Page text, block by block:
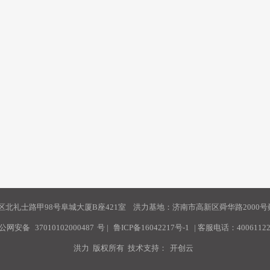
北礼士路甲98号阜城大厦B座421室 洪力基地：济南市高新区舜华路2000号
网安备 37010102000487 号 | 鲁ICP备16042217号-1 | 客服电话：
洪力 版权所有 技术支持： 开创云